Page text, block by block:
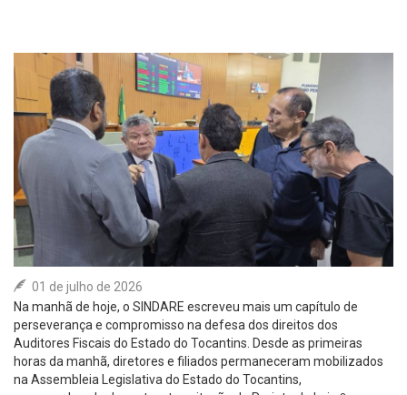
CONTATO
01 de julho de 2026
Na manhã de hoje, o SINDARE escreveu mais um capítulo de
perseverança e compromisso na defesa dos direitos dos
Auditores Fiscais do Estado do Tocantins. Desde as primeiras
horas da manhã, diretores e filiados permaneceram mobilizados
na Assembleia Legislativa do Estado do Tocantins,